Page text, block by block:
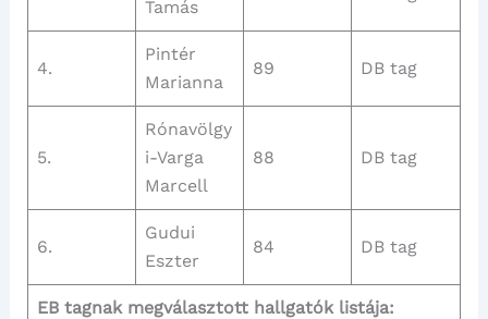
Tamás
4.
Pintér
Marianna
89 DB tag
5.
Rónavölgy
i-Varga
Marcell
88 DB tag
6.
Gudui
Eszter
84 DB tag
EB tagnak megválasztott hallgatók listája: